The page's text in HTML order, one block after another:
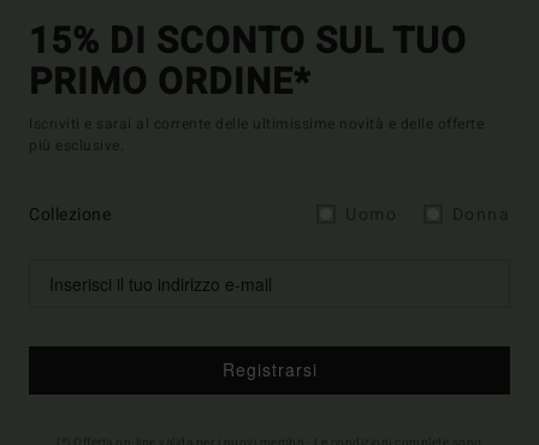
15% DI SCONTO SUL TUO
PRIMO ORDINE*
Iscriviti e sarai al corrente delle ultimissime novità e delle offerte
più esclusive.
Collezione
Registrarsi